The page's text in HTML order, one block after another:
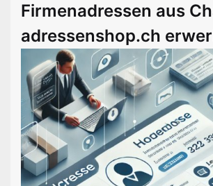
Firmenadressen aus
adressenshop.ch